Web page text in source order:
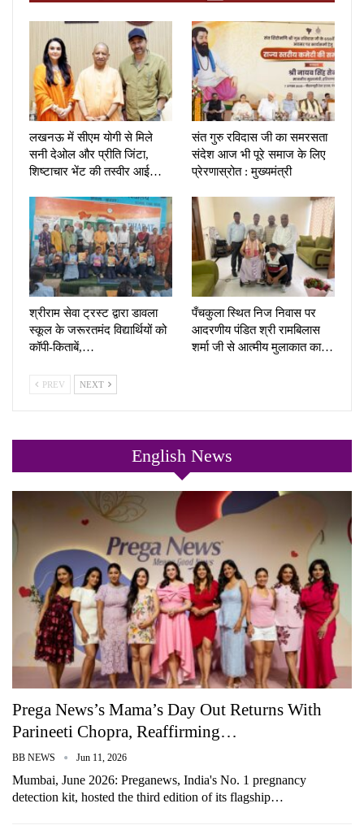
लखनऊ में सीएम योगी से मिले
सनी देओल और प्रीति जिंटा,
शिष्टाचार भेंट की तस्वीर आई…
संत गुरु रविदास जी का समरसता
संदेश आज भी पूरे समाज के लिए
प्रेरणास्रोत : मुख्यमंत्री
श्रीराम सेवा ट्रस्ट द्वारा डावला
स्कूल के जरूरतमंद विद्यार्थियों को
कॉपी-किताबें,…
पँचकुला स्थित निज निवास पर
आदरणीय पंडित श्री रामबिलास
शर्मा जी से आत्मीय मुलाकात का…
PREV NEXT
English News
Prega News’s Mama’s Day Out Returns With
Parineeti Chopra, Reaffirming…
BB NEWS Jun 11, 2026
Mumbai, June 2026: Preganews, India's No. 1 pregnancy
detection kit, hosted the third edition of its flagship…